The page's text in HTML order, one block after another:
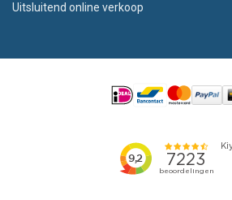
Uitsluitend online verkoop